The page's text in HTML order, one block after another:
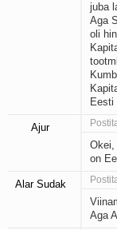
juba
Aga
oli
Eesti
Ajur
Okei,
on
Alar Sudak
Aga